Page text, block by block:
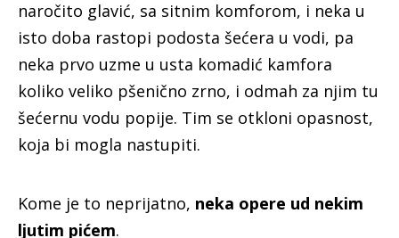
naročito glavić, sa sitnim komforom, i neka u
isto doba rastopi podosta šećera u vodi, pa
neka prvo uzme u usta komadić kamfora
koliko veliko pšenično zrno, i odmah za njim tu
šećernu vodu popije. Tim se otkloni opasnost,
koja bi mogla nastupiti.
Kome je to neprijatno, neka opere ud nekim
ljutim pićem.